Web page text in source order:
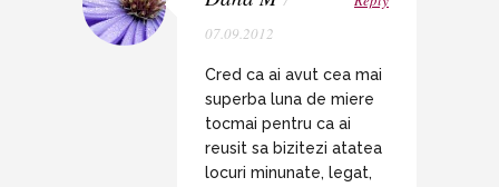
07.09.2012
Cred ca ai avut cea mai
superba luna de miere
tocmai pentru ca ai
reusit sa bizitezi atatea
locuri minunate, legat,